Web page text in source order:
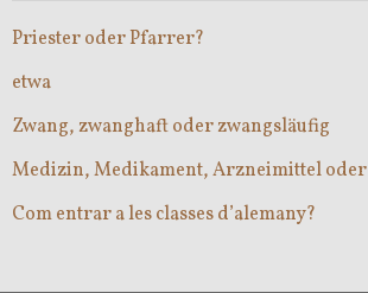
Priester oder Pfarrer?
etwa
Zwang, zwanghaft oder zwangsläufig
Medizin, Medikament, Arzneimittel
Com entrar a les classes d’alemany?